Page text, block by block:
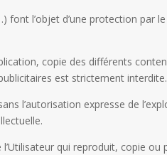
l’objet d’une protection par
copie des différents
est strictement interdite.
l’autorisation expresse de
qui reproduit, copie